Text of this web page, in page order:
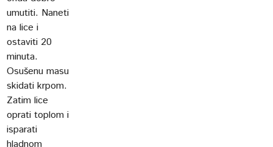
umutiti. Naneti
na lice i
ostaviti 20
minuta.
Osušenu masu
skidati krpom.
Zatim lice
oprati toplom i
isparati